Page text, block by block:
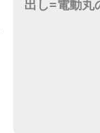
出し=電動丸